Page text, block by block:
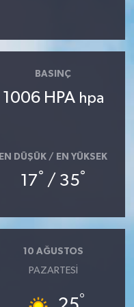
BASINÇ
1006 HPA hpa
EN DÜŞÜK / EN YÜKSEK
17° / 35°
10 AĞUSTOS
PAZARTESI
°